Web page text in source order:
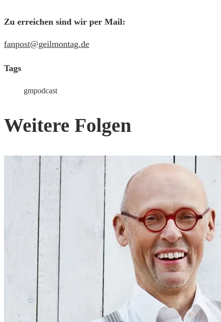
Zu erreichen sind wir per Mail:
fanpost@geilmontag.de
Tags
gmpodcast
Weitere Folgen